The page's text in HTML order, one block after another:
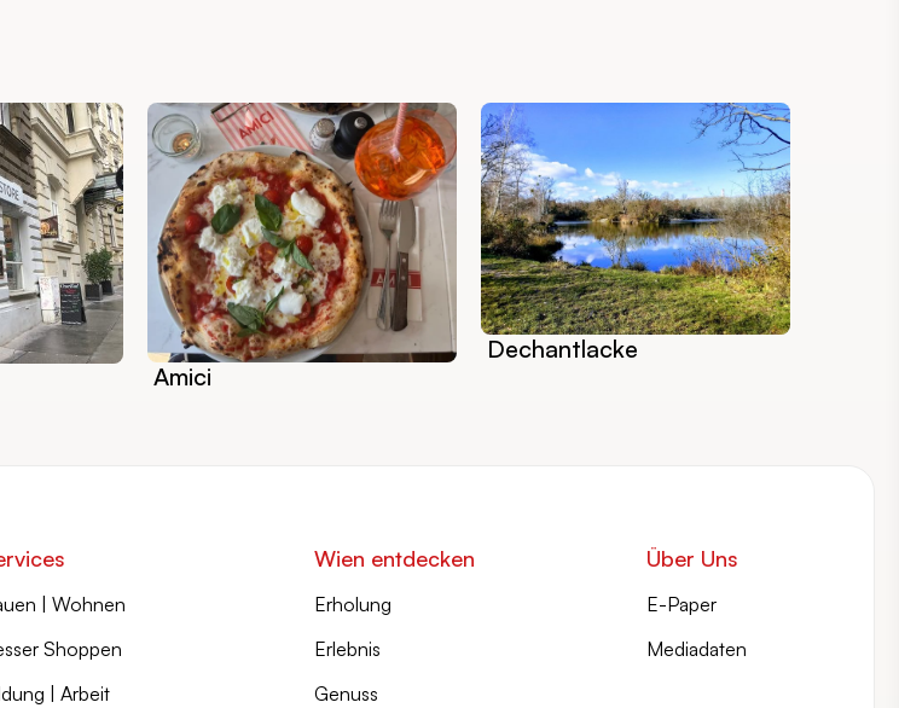
Amici
Dechantlacke
| Wohnen
Shoppen
| Arbeit
Wien entdecken
Erholung
Erlebnis
Genuss
Über Uns
E-Paper
Mediadaten